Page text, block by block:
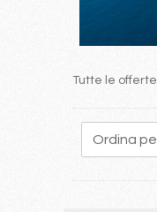
Tutte le